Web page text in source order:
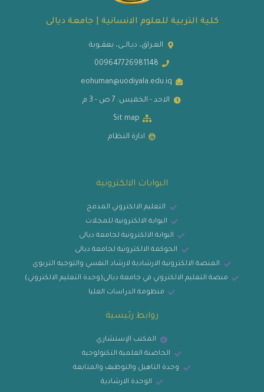
كلية التربية للعلوم الانسانية | جامعة ديالى
العـراق، ديـالــى، بعقــوبة
009647726981148
eohuman@uodiyala.edu.iq
الاحد - الخميس: 7 ص - 3 م
Sit map
ادارة النظام
البوابات الالكترونية
التعليم الالكتروني المدمج
البوابة الالكترونية للمجلات
البوابة الالكترونية لجامعة ديالى
الحوكمة الالكترونية لجامعة ديالى
المنصة الالكترونية الارشادية لارشاد النفسي والتوجيه التربوي
منصة التعليم الالكتروني في جامعة ديالى(وحدة التعليم الالكتروني)
منظومة الدراسات العليا
روابط رئيسية
المكتب الإستشاري
الحاضنة العلمية التكنولوجية
وحدة التاهيل والتوظيف والمتابعة
الوحدة الارشادية